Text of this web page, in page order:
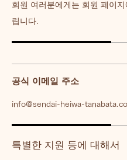
회원 여러분에게는 회원 페이지
립니다.
공식 이메일 주소
info@sendai-heiwa-
특별한 지원 등에 대해서